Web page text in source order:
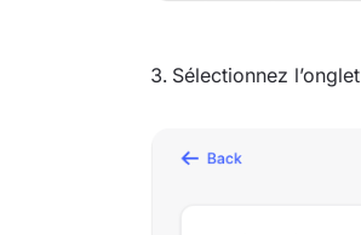
Sélectionnez l’onglet